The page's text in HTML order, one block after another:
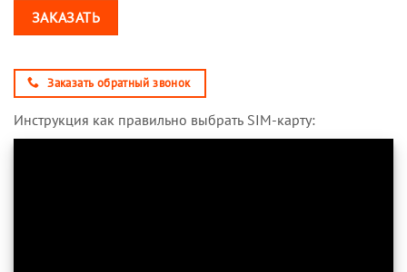
ЗАКАЗАТЬ
Заказать обратный звонок
Инструкция как правильно выбрать SIM-карту: